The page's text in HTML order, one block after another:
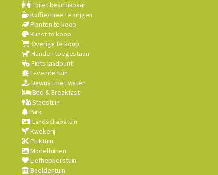
Toilet beschikbaar
Koffie/thee te krijgen
Planten te koop
Kunst te koop
Overige te koop
Honden toegestaan
Fiets laadpunt
Levende tuin
Bewust met water
Bed & Breakfast
Stadstuin
Park
Landschapstuin
Kwekerij
Pluktuin
Modeltuinen
Liefhebberstuin
Beeldentuin